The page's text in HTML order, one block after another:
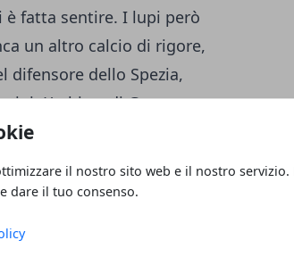
il nostro sito web e il nostro servizio.
dare il tuo consenso.
è fatta sentire. I lupi però
un altro calcio di rigore,
difensore dello Spezia,
L'arbitro di Genova,
solo per il tocco di
un calcio di rigore per
che l'attaccante tocca
dell'estremo difensore.
allo scandalo.